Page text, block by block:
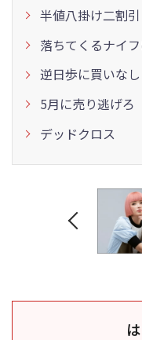
半値八掛け二割引
落ちてくるナイ
逆日歩に買いなし
5月に売り逃げろ
デッドクロス